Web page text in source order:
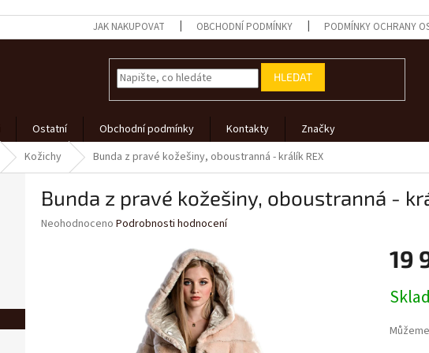
JAK NAKUPOVAT OBCHODNÍ PODMÍNKY PODMÍNKY OCHRANY
HLEDAT
Ostatní Obchodní podmínky Kontakty
Značky
Kožichy Bunda z pravé kožešiny, oboustranná - králík REX
Bunda z pravé kožešiny, oboustranná -
Průměrné
Neohodnoceno Podrobnosti hodnocení
19
cena: